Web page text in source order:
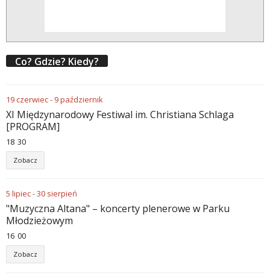
Co? Gdzie? Kiedy?
19czerwiec- 9październik
XI Międzynarodowy Festiwal im. Christiana Schlaga
[PROGRAM]
18 30
Zobacz
5 lipiec-30 sierpień
"Muzyczna Altana" – koncerty plenerowe w Parku
Młodzieżowym
16 00
Zobacz